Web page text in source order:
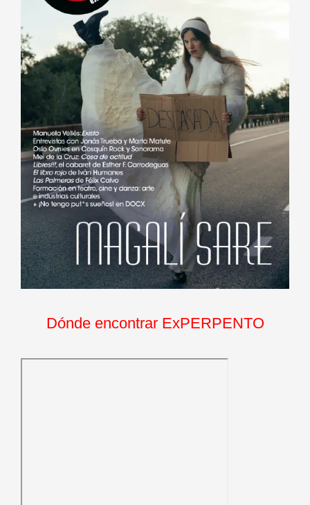
Dónde encontrar ExPERPENTO